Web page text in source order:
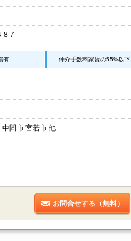
8-7
有 仲介手数料家賃の55%以下
中間市 宮若市 他
お問合せする（無料）